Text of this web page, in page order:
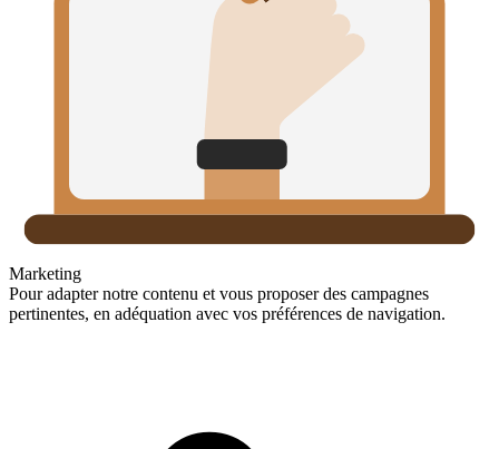
Marketing
Pour adapter notre contenu et vous proposer des campagnes
pertinentes, en adéquation avec vos préférences de navigation.